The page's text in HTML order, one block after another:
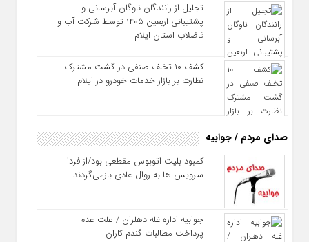
تجلیل از رانندگان ناوگان آبرسانی و
پشتیبانی اربعین ۱۴۰۵ توسط شرکت آب و
فاضلاب استان ایلام
کشف ۱۰ تخلف صنفی در گشت مشترک
نظارت بر بازار خدمات خودرو در ایلام
صدای مردم / جوابیه
کمبود بلیت اتوبوس مقطعی بود/از فردا
سرویس ها به روال عادی بازمی‌گردند
جوابیه اداره غله دهلران / علت عدم
پرداخت مطالبات گندم کاران